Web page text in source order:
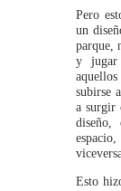
Pero
un
parque,
y jugar
subirse
a surgir
diseño,
Esto